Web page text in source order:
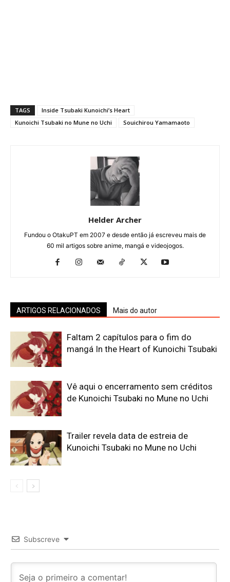
TAGS
Inside Tsubaki Kunoichi’s Heart
Kunoichi Tsubaki no Mune no Uchi
Souichirou Yamamaoto
Helder Archer
Fundou o OtakuPT em 2007 e desde então já escreveu mais de
60 mil artigos sobre anime, mangá e videojogos.
ARTIGOS RELACIONADOS Mais do autor
Faltam 2 capítulos para o fim do
mangá In the Heart of Kunoichi Tsubaki
Vê aqui o encerramento sem créditos
de Kunoichi Tsubaki no Mune no Uchi
Trailer revela data de estreia de
Kunoichi Tsubaki no Mune no Uchi
Subscreve